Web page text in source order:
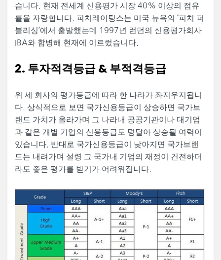
습니다. 현재 전세계 신용평가 시장 40% 이상의 점유
률을 자랑합니다. 피치레이팅스는 미국 뉴욕의 ‘피치 퍼
블리싱’에서 출발했는데 1997년 런던의 신용평가회사
IBA와 합병해 현재에 이르렀습니다.
2. 투자적격등급 & 부적격등급
위 세 회사의 평가등급에 따라 한 나라가 좌지우지됩니
다. 상식적으로 보면 국가신용등급이 상승하면 국가브
랜드 가치가 올라가며 그 나라내 공공기관이나 대기업
과 같은 개별 기업의 신용등급도 덩달아 상승될 여력이
있습니다. 반대로 국가신용등급이 낮아지면 국가브랜
드는 내려가며 설령 그 국가내 기업의 재정이 건전하더
라도 좋은 평가를 받기가 어려워집니다.